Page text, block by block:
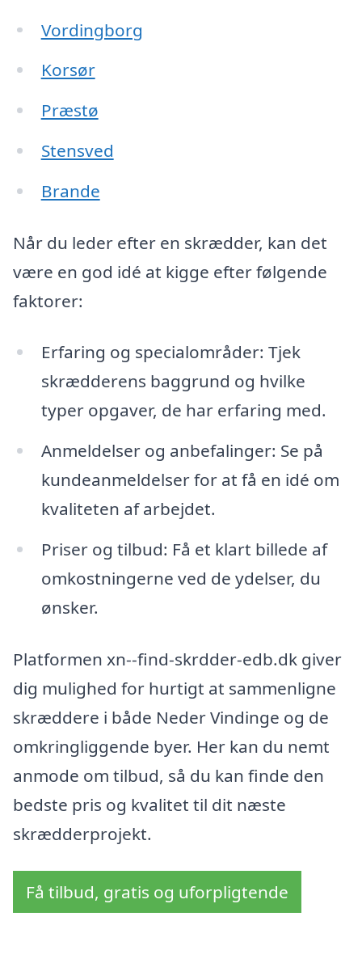
Vordingborg
Korsør
Præstø
Stensved
Brande
Når du leder efter en skrædder, kan det
være en god idé at kigge efter følgende
faktorer:
Erfaring og specialområder: Tjek
skrædderens baggrund og hvilke
typer opgaver, de har erfaring med.
Anmeldelser og anbefalinger: Se på
kundeanmeldelser for at få en idé om
kvaliteten af arbejdet.
Priser og tilbud: Få et klart billede af
omkostningerne ved de ydelser, du
ønsker.
Platformen xn--find-skrdder-edb.dk giver
dig mulighed for hurtigt at sammenligne
skræddere i både Neder Vindinge og de
omkringliggende byer. Her kan du nemt
anmode om tilbud, så du kan finde den
bedste pris og kvalitet til dit næste
skrædderprojekt.
Få tilbud, gratis og uforpligtende